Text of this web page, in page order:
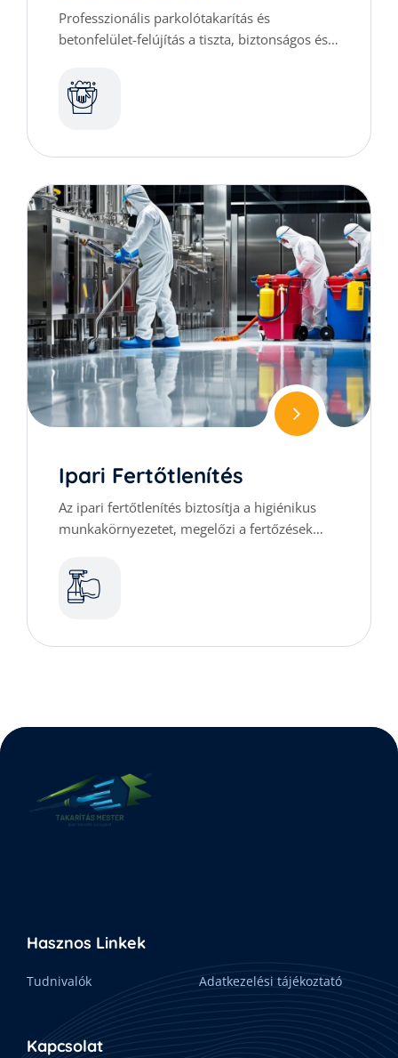
Professzionális parkolótakarítás és
betonfelület-felújítás a tiszta, biztonságos és
Ipari Fertőtlenítés
Az ipari fertőtlenítés biztosítja a higiénikus
munkakörnyezetet, megelőzi a fertőzések
előírásoknak.
Hasznos Linkek
Tudnivalók Adatkezelési tájékoztató
Kapcsolat